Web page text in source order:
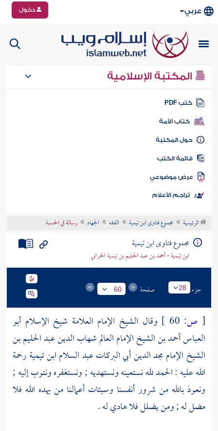
عربي دخول
المكتبة الإسلامية
كتب PDF
كتاب الأمة
المكتبة
الكتب
موضوعي
تراجم الأعلام
الرئيسية مجموع فتاوى ابن تيمية الفقه الجهاد رسالة في الحسبة
مجموع فتاوى ابن تيمية
ابن تيمية - أحمد بن عبد الحليم بن تيمية الحراني
جزء 28 صفحة 60
[ ص: وقال الشيخ الإمام العلامة شيخ الإسلام أبو
العباس أحمد بن الشيخ الإمام العالم شهاب الدين عبد الحليم بن
الشيخ الإمام مجد الدين أبي البركات عبد السلام ابن تيميةرحمة
الله عليه : الحمد لله نستعينه ونستهديه ; ونستغفره ونتوب إليه ;
ونعوذ بالله من شرور أنفسنا وسيئات أعمالنا من يهده الله فلا
مضل له ; ومن يضلل فلا هادي له .